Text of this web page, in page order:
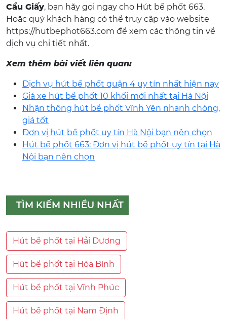
Cầu Giấy, bạn hãy gọi ngay cho Hút bể phốt 663.
Hoặc quý khách hàng có thể truy cập vào website
https://hutbephot663.com để xem các thông tin về
dịch vụ chi tiết nhất.
Xem thêm bài viết liên quan:
Dịch vụ hút bể phốt quận 4 uy tín nhất hiện nay
Giá xe hút bể phốt 10 khối mới nhất tại Hà Nội
Nhận thông hút bể phốt Vĩnh Yên nhanh chóng,
giá tốt
Đơn vị hút bể phốt uy tín Hà Nội bạn nên chọn
Hút bể phốt 663: Đơn vị hút bể phốt uy tín tại Hà
Nội bạn nên chọn
TÌM KIẾM NHIỀU NHẤT
Hút bể phốt tại Hải Dương
Hút bể phốt tại Hòa Bình
Hút bể phốt tại Vĩnh Phúc
Hút bể phốt tại Nam Định